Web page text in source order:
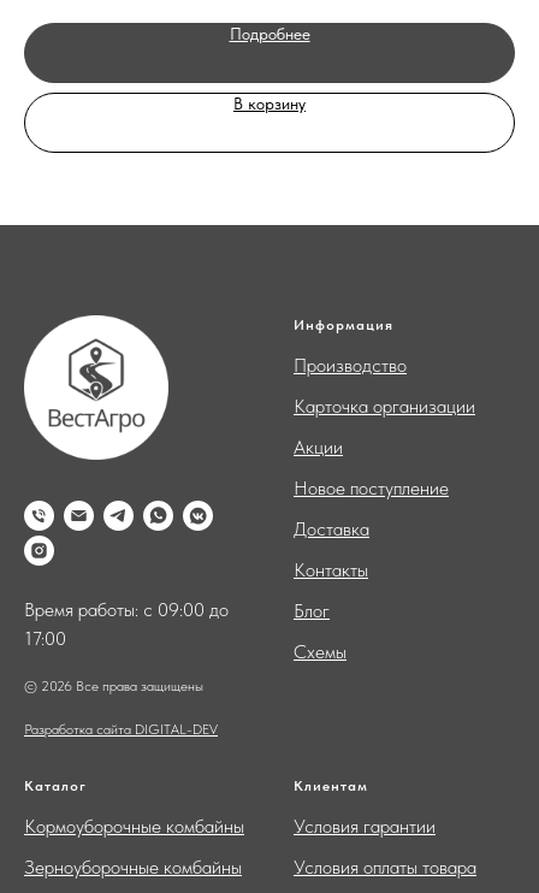
Подробнее
В корзину
Время работы: с 09:00 до
17:00
© 2026 Все права защищены
Разработка сайта DIGITAL-DEV
Информация
Производство
Карточка организации
Акции
Новое поступление
Доставка
Контакты
Блог
Схемы
Каталог
Кормоуборочные комбайны
Зерноуборочные комбайны
Клиентам
Условия гарантии
Условия оплаты товара